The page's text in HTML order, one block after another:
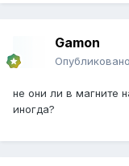
Gamon
Опубликовано
не они ли в магните
иногда?